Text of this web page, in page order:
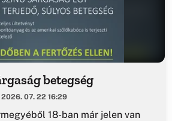
betegség
2026. 07. 22 16:29
18-ban már jelen van